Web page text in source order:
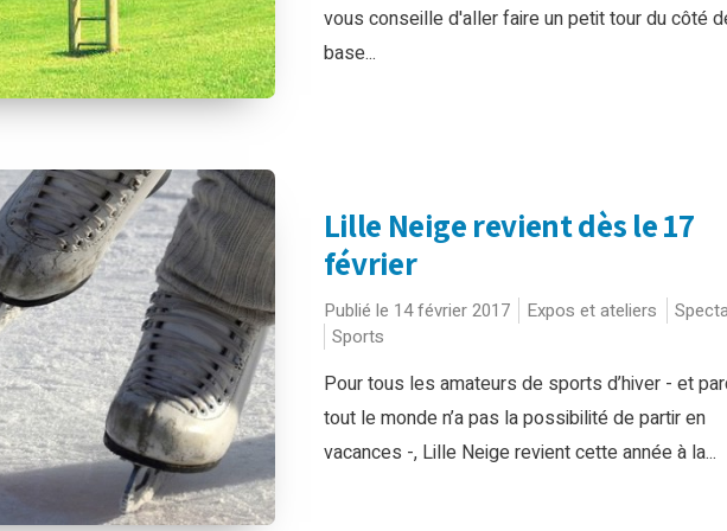
vous conseille d'aller faire un petit tour du côté
base...
Lille Neige revient dès le 17
février
Publié le 14 février 2017 Expos et ateliers
Sports
Pour tous les amateurs de sports d’hiver - et
tout le monde n’a pas la possibilité de partir en
vacances -, Lille Neige revient cette année à la...